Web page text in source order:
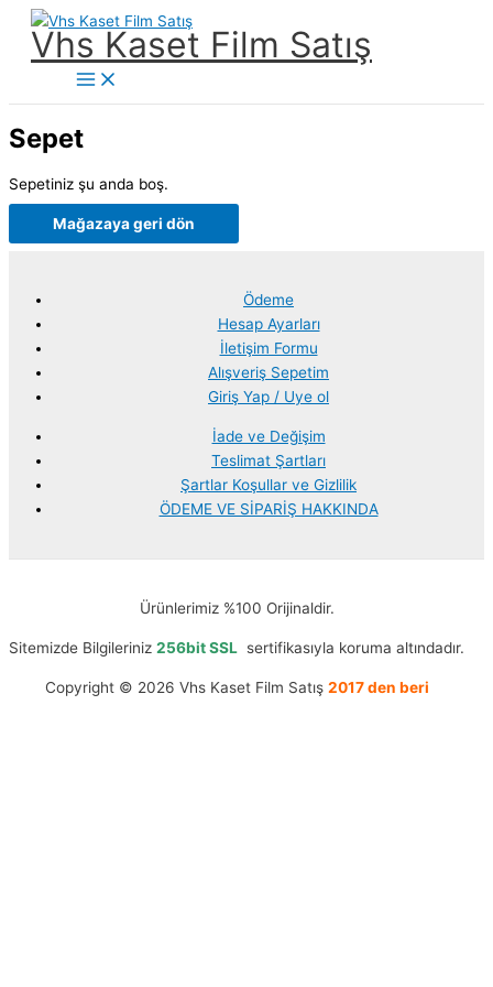
İçeriğe
Vhs Kaset Film Satış
Main
Menu
Sepet
Sepetiniz şu anda boş.
Mağazaya geri dön
Ödeme
Hesap Ayarları
İletişim Formu
Alışveriş Sepetim
Giriş Yap / Uye ol
İade ve Değişim
Teslimat Şartları
Şartlar Koşullar ve Gizlilik
ÖDEME VE SİPARİŞ HAKKINDA
Ürünlerimiz %100 Orijinaldir.
Sitemizde Bilgileriniz 256bit SSL sertifikasıyla koruma altındadır.
Copyright © 2026 Vhs Kaset Film Satış 2017 den beri